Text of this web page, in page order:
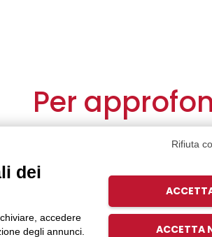
Per
Partecipazione eRifiuta
dei
accedere
degli annunci.
ACCETTA